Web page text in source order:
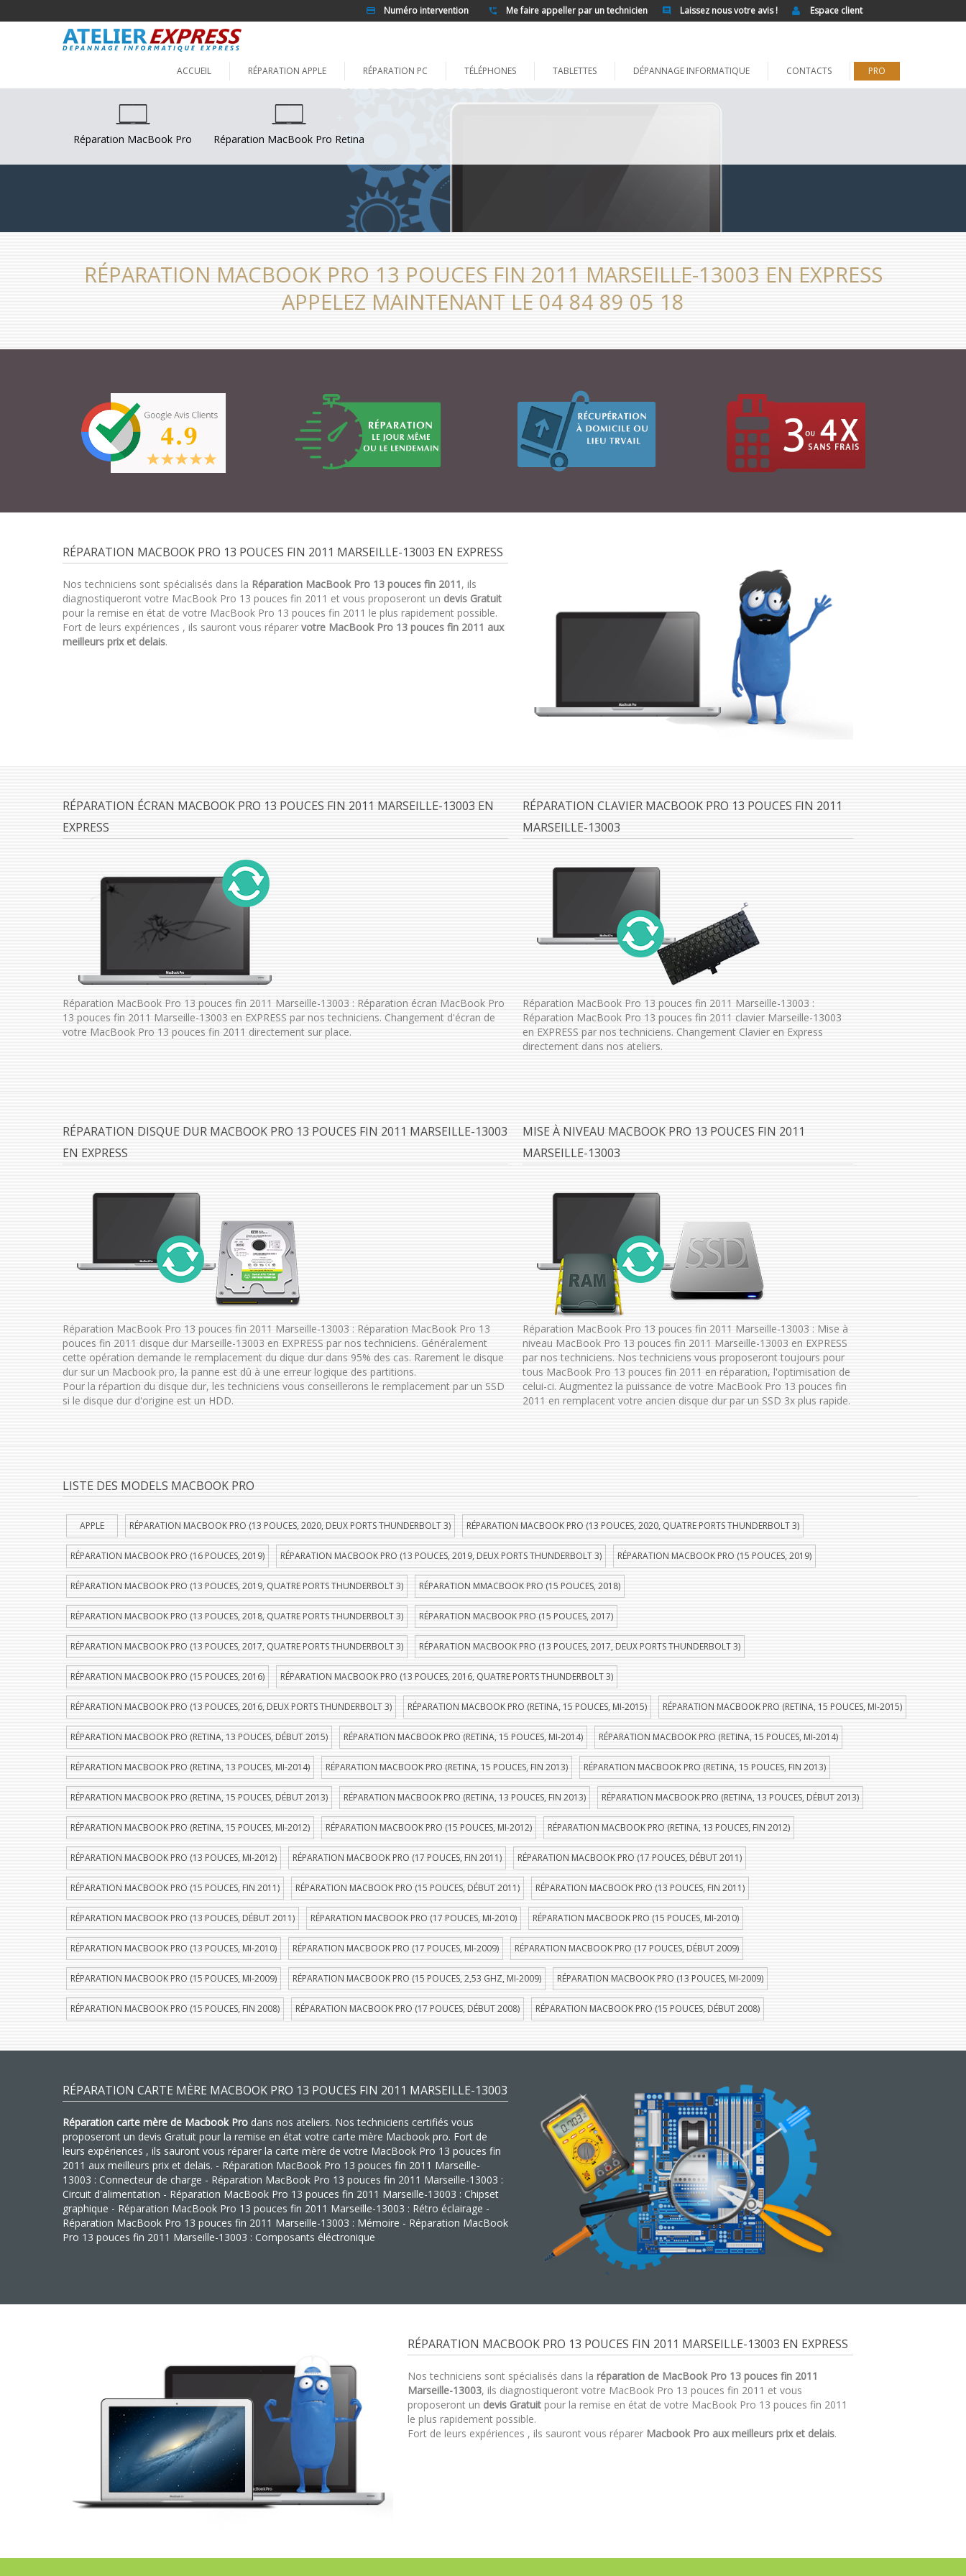
Espace client
Laissez nous votre avis !
Me faire appeller par un technicien
Numéro intervention
ACCUEIL RÉPARATION APPLE RÉPARATION PC TÉLÉPHONES TABLETTES DÉPANNAGE INFORMATIQUE CONTACTS PRO
Réparation MacBook Pro Réparation MacBook Pro Retina
RÉPARATION MACBOOK PRO 13 POUCES FIN 2011 MARSEILLE-13003 EN EXPRESS
APPELEZ MAINTENANT LE 04 84 89 05 18
RÉPARATION MACBOOK PRO 13 POUCES FIN 2011 MARSEILLE-13003 EN EXPRESS
Nos techniciens sont spécialisés dans la Réparation MacBook Pro 13 pouces fin 2011, ils
diagnostiqueront votre MacBook Pro 13 pouces fin 2011 et vous proposeront un devis Gratuit
pour la remise en état de votre MacBook Pro 13 pouces fin 2011 le plus rapidement possible.
Fort de leurs expériences , ils sauront vous réparer votre MacBook Pro 13 pouces fin 2011 aux
meilleurs prix et delais.
RÉPARATION ÉCRAN MACBOOK PRO 13 POUCES FIN 2011 MARSEILLE-13003 EN
EXPRESS
Réparation MacBook Pro 13 pouces fin 2011 Marseille-13003 : Réparation écran MacBook Pro
13 pouces fin 2011 Marseille-13003 en EXPRESS par nos techniciens. Changement d'écran de
votre MacBook Pro 13 pouces fin 2011 directement sur place.
RÉPARATION CLAVIER MACBOOK PRO 13 POUCES FIN 2011
MARSEILLE-13003
Réparation MacBook Pro 13 pouces fin 2011 Marseille-13003 :
Réparation MacBook Pro 13 pouces fin 2011 clavier Marseille-13003
en EXPRESS par nos techniciens. Changement Clavier en Express
directement dans nos ateliers.
RÉPARATION DISQUE DUR MACBOOK PRO 13 POUCES FIN 2011 MARSEILLE-13003
EN EXPRESS
Réparation MacBook Pro 13 pouces fin 2011 Marseille-13003 : Réparation MacBook Pro 13
pouces fin 2011 disque dur Marseille-13003 en EXPRESS par nos techniciens. Généralement
cette opération demande le remplacement du dique dur dans 95% des cas. Rarement le disque
dur sur un Macbook pro, la panne est dû à une erreur logique des partitions.
Pour la répartion du disque dur, les techniciens vous conseillerons le remplacement par un SSD
si le disque dur d'origine est un HDD.
MISE À NIVEAU MACBOOK PRO 13 POUCES FIN 2011
MARSEILLE-13003
Réparation MacBook Pro 13 pouces fin 2011 Marseille-13003 : Mise à
niveau MacBook Pro 13 pouces fin 2011 Marseille-13003 en EXPRESS
par nos techniciens. Nos techniciens vous proposeront toujours pour
tous MacBook Pro 13 pouces fin 2011 en réparation, l'optimisation de
celui-ci. Augmentez la puissance de votre MacBook Pro 13 pouces fin
2011 en remplacent votre ancien disque dur par un SSD 3x plus rapide.
LISTE DES MODELS MACBOOK PRO
APPLE RÉPARATION MACBOOK PRO (13 POUCES, 2020, DEUX PORTS THUNDERBOLT 3) RÉPARATION MACBOOK PRO (13 POUCES, 2020, QUATRE PORTS THUNDERBOLT 3)
RÉPARATION MACBOOK PRO (16 POUCES, 2019) RÉPARATION MACBOOK PRO (13 POUCES, 2019, DEUX PORTS THUNDERBOLT 3) RÉPARATION MACBOOK PRO (15 POUCES, 2019)
RÉPARATION MACBOOK PRO (13 POUCES, 2019, QUATRE PORTS THUNDERBOLT 3) RÉPARATION MMACBOOK PRO (15 POUCES, 2018)
RÉPARATION MACBOOK PRO (13 POUCES, 2018, QUATRE PORTS THUNDERBOLT 3) RÉPARATION MACBOOK PRO (15 POUCES, 2017)
RÉPARATION MACBOOK PRO (13 POUCES, 2017, QUATRE PORTS THUNDERBOLT 3) RÉPARATION MACBOOK PRO (13 POUCES, 2017, DEUX PORTS THUNDERBOLT 3)
RÉPARATION MACBOOK PRO (15 POUCES, 2016) RÉPARATION MACBOOK PRO (13 POUCES, 2016, QUATRE PORTS THUNDERBOLT 3)
RÉPARATION MACBOOK PRO (13 POUCES, 2016, DEUX PORTS THUNDERBOLT 3) RÉPARATION MACBOOK PRO (RETINA, 15 POUCES, MI-2015) RÉPARATION MACBOOK PRO (RETINA, 15 POUCES, MI-2015)
RÉPARATION MACBOOK PRO (RETINA, 13 POUCES, DÉBUT 2015) RÉPARATION MACBOOK PRO (RETINA, 15 POUCES, MI-2014) RÉPARATION MACBOOK PRO (RETINA, 15 POUCES, MI-2014)
RÉPARATION MACBOOK PRO (RETINA, 13 POUCES, MI-2014) RÉPARATION MACBOOK PRO (RETINA, 15 POUCES, FIN 2013) RÉPARATION MACBOOK PRO (RETINA, 15 POUCES, FIN 2013)
RÉPARATION MACBOOK PRO (RETINA, 15 POUCES, DÉBUT 2013) RÉPARATION MACBOOK PRO (RETINA, 13 POUCES, FIN 2013) RÉPARATION MACBOOK PRO (RETINA, 13 POUCES, DÉBUT 2013)
RÉPARATION MACBOOK PRO (RETINA, 15 POUCES, MI-2012) RÉPARATION MACBOOK PRO (15 POUCES, MI-2012) RÉPARATION MACBOOK PRO (RETINA, 13 POUCES, FIN 2012)
RÉPARATION MACBOOK PRO (13 POUCES, MI-2012) RÉPARATION MACBOOK PRO (17 POUCES, FIN 2011) RÉPARATION MACBOOK PRO (17 POUCES, DÉBUT 2011)
RÉPARATION MACBOOK PRO (15 POUCES, FIN 2011) RÉPARATION MACBOOK PRO (15 POUCES, DÉBUT 2011) RÉPARATION MACBOOK PRO (13 POUCES, FIN 2011)
RÉPARATION MACBOOK PRO (13 POUCES, DÉBUT 2011) RÉPARATION MACBOOK PRO (17 POUCES, MI-2010) RÉPARATION MACBOOK PRO (15 POUCES, MI-2010)
RÉPARATION MACBOOK PRO (13 POUCES, MI-2010) RÉPARATION MACBOOK PRO (17 POUCES, MI-2009) RÉPARATION MACBOOK PRO (17 POUCES, DÉBUT 2009)
RÉPARATION MACBOOK PRO (15 POUCES, MI-2009) RÉPARATION MACBOOK PRO (15 POUCES, 2,53 GHZ, MI-2009) RÉPARATION MACBOOK PRO (13 POUCES, MI-2009)
RÉPARATION MACBOOK PRO (15 POUCES, FIN 2008) RÉPARATION MACBOOK PRO (17 POUCES, DÉBUT 2008) RÉPARATION MACBOOK PRO (15 POUCES, DÉBUT 2008)
RÉPARATION CARTE MÈRE MACBOOK PRO 13 POUCES FIN 2011 MARSEILLE-13003
Réparation carte mère de Macbook Pro dans nos ateliers. Nos techniciens certifiés vous
proposeront un devis Gratuit pour la remise en état votre carte mère Macbook pro. Fort de
leurs expériences , ils sauront vous réparer la carte mère de votre MacBook Pro 13 pouces fin
2011 aux meilleurs prix et delais. - Réparation MacBook Pro 13 pouces fin 2011 Marseille-
13003 : Connecteur de charge - Réparation MacBook Pro 13 pouces fin 2011 Marseille-13003 :
Circuit d'alimentation - Réparation MacBook Pro 13 pouces fin 2011 Marseille-13003 : Chipset
graphique - Réparation MacBook Pro 13 pouces fin 2011 Marseille-13003 : Rétro éclairage -
Réparation MacBook Pro 13 pouces fin 2011 Marseille-13003 : Mémoire - Réparation MacBook
Pro 13 pouces fin 2011 Marseille-13003 : Composants éléctronique
RÉPARATION MACBOOK PRO 13 POUCES FIN 2011 MARSEILLE-13003 EN EXPRESS
Nos techniciens sont spécialisés dans la réparation de MacBook Pro 13 pouces fin 2011
Marseille-13003, ils diagnostiqueront votre MacBook Pro 13 pouces fin 2011 et vous
proposeront un devis Gratuit pour la remise en état de votre MacBook Pro 13 pouces fin 2011
le plus rapidement possible.
Fort de leurs expériences , ils sauront vous réparer Macbook Pro aux meilleurs prix et delais.